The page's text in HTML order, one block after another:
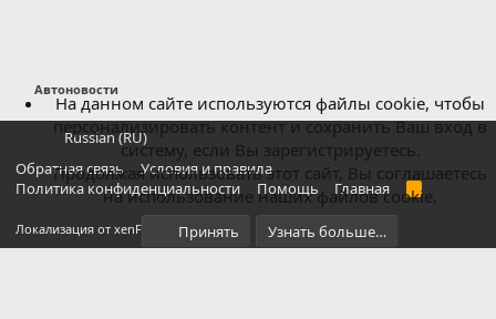
Автоновости
Russian (RU)
Обратная связь
Условия и правила
Политика конфиденциальности
Помощь Главная
R
S
Локализация от xenForo.Info
На данном сайте используются файлы cookie, чтобы
персонализировать контент и сохранить Ваш вход в
систему, если Вы зарегистрируетесь.
Продолжая использовать этот сайт, Вы соглашаетесь
на использование наших файлов cookie.
Принять Узнать больше…